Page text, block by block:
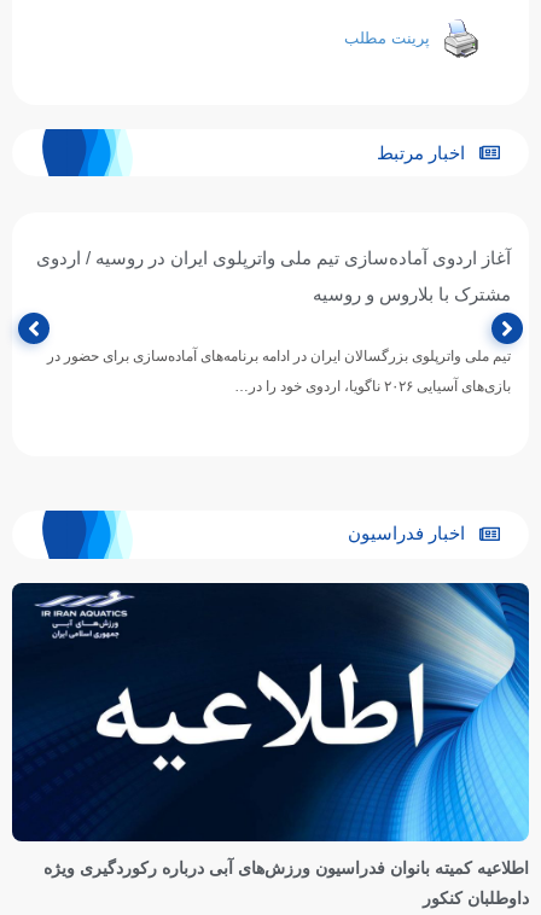
پرینت مطلب
اخبار مرتبط
آغاز اردوی آماده‌سازی تیم ملی واترپلوی ایران در روسیه / اردوی
مشترک با بلاروس و روسیه
تیم ملی واترپلوی بزرگسالان ایران در ادامه برنامه‌های آماده‌سازی برای حضور در
بازی‌های آسیایی ۲۰۲۶ ناگویا، اردوی خود را در…
اخبار فدراسیون
اطلاعیه کمیته بانوان فدراسیون ورزش‌های آبی درباره رکوردگیری ویژه
داوطلبان کنکور